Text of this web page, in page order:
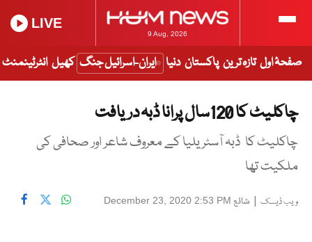
9 Aug, 2026
LIVE
صفحۂ اول تازہ ترین پاکستان دنیا ایران-اسرائیل جنگ کھیل انٹرٹینمنٹ
چاکلیٹ کا 120سال پرانا ڈبہ دریافت
چاکلیٹ کا ڈبہ آسٹریلیا کے معروف شاعر اور صحافی کی
ملکیت تھا
ویب ڈیسک | شائع December 23, 2020 2:53 PM